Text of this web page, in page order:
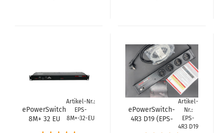
ePowerSwitch
8M+ 32 EU
Artikel-Nr.:
EPS-
8M+-32-EU
ePowerSwitch-
4R3 D19 (EPS-
Artikel-
Nr.:
EPS-
4R3 D19